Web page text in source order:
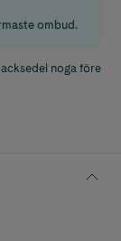
ombud.
noga före